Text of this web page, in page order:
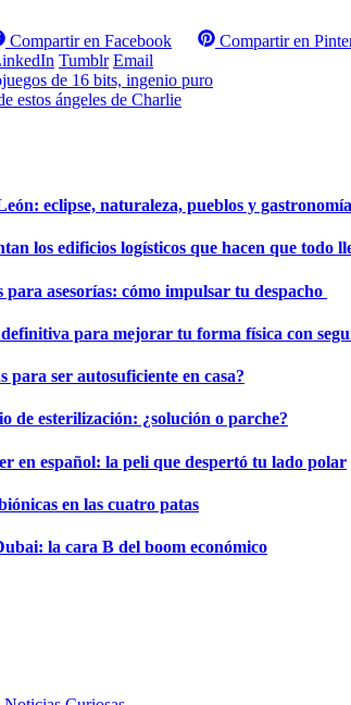
Compartir en Facebook Compartir en
Tumblr Email
de 16 bits, ingenio puro
estos ángeles de Charlie
eclipse, naturaleza, pueblos y
los edificios logísticos que hacen que todo
asesorías: cómo impulsar tu despacho
para mejorar tu forma física con
para ser autosuficiente en casa?
de esterilización: ¿solución o parche?
en español: la peli que despertó tu lado polar
en las cuatro patas
la cara B del boom económico